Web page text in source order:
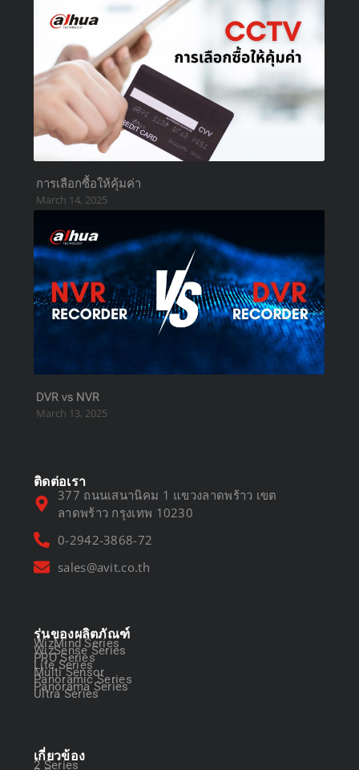
การเลือกซื้อให้คุ้มค่า
March 14, 2025
DVR vs NVR
March 13, 2025
ติดต่อเรา
377 ถนนเสนานิคม 1 แขวงลาดพร้าว เขต
ลาดพร้าว กรุงเทพ 10230
0-2942-3868-72
sales@avit.co.th
รุ่นของผลิตภัณฑ์
WizMind Series
WizSense Series
PRO Series
Lite Series
Multi Sensor
Panoramic Series
Panorama Series
Ultra Series
เกี่ยวข้อง
2 Series